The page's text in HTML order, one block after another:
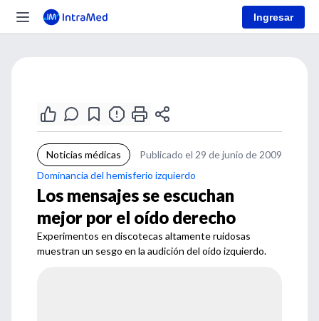
Ingresar
Noticias médicas
Publicado el 29 de junio de 2009
Dominancia del hemisferio izquierdo
Los mensajes se escuchan
mejor por el oído derecho
Experimentos en discotecas altamente ruidosas
muestran un sesgo en la audición del oído izquierdo.